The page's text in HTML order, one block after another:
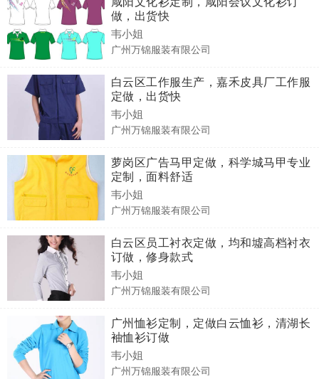
做，出货快
韦小姐
广州万锦服装有限公司
白云区工作服生产，嘉禾皮具厂工作服
定做，出货快
韦小姐
广州万锦服装有限公司
萝岗区广告马甲定做，科学城马甲专业
定制，面料舒适
韦小姐
广州万锦服装有限公司
白云区员工衬衣定做，均和墟高档衬衣
订做，修身款式
韦小姐
广州万锦服装有限公司
广州恤衫定制，定做白云恤衫，清湖长
袖恤衫订做
韦小姐
广州万锦服装有限公司